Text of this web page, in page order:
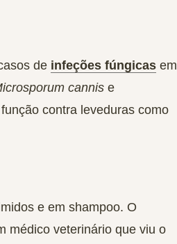
de infeções fúngicas em
cannis e
contra leveduras como
e em shampoo. O
médico veterinário que viu o